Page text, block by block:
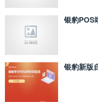
银豹POS
银豹新版